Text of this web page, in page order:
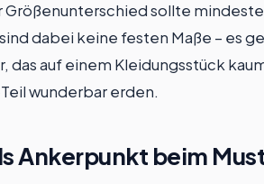
Größenunterschied sollte
dabei keine festen Maße – es
das auf einem Kleidungsstück
wunderbar erden.
Ankerpunkt beim